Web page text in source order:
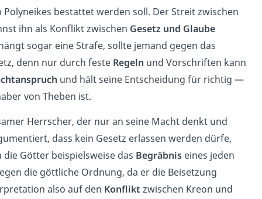
Polyneikes bestattet werden soll. Der Streit zwischen
ihn als Konflikt zwischen Gesetz und Glaube
sogar eine Strafe, sollte jemand gegen das
denn nur durch feste Regeln und Vorschriften kann
und hält seine Entscheidung für richtig —
von Theben ist.
Herrscher, der nur an seine Macht denkt und
dass kein Gesetz erlassen werden dürfe,
Götter beispielsweise das Begräbnis eines jeden
die göttliche Ordnung, da er die Beisetzung
also auf den Konflikt zwischen Kreon und